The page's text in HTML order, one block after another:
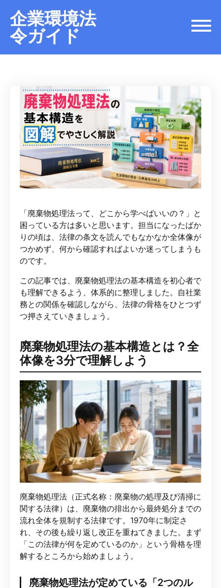
企業環境法
令ガイド
「廃棄物処理法って、どこから学べばいいの？」と
困っている方は多いと思います。担当になったばか
りの頃は、法律の条文を読んでもなかなか全体像が
つかめず、何から確認すればよいか迷ってしまうも
のです。
この記事では、廃棄物処理法の基本構造を初心者で
も理解できるよう、体系的に整理しました。自社業
務との関係を確認しながら、法律の骨格をひとつず
つ押さえていきましょう。
廃棄物処理法の基本構造とは？全
体像を3分で理解しよう
廃棄物処理法（正式名称：廃棄物の処理及び清掃に
関する法律）は、廃棄物の排出から最終処分までの
流れ全体を規制する法律です。1970年に制定さ
れ、その後も繰り返し改正を重ねてきました。まず
「この法律が何を定めているのか」という骨格を理
解するところから始めましょう。
廃棄物処理法が定めている「2つのル